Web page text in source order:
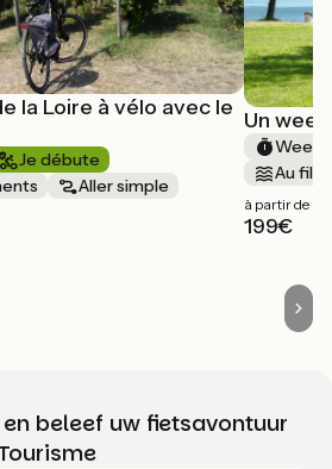
la Loire à vélo avec le
Je débute
Aller simple
Un
Week-
Au fil
à partir de
199€
en beleef uw fietsavontuur